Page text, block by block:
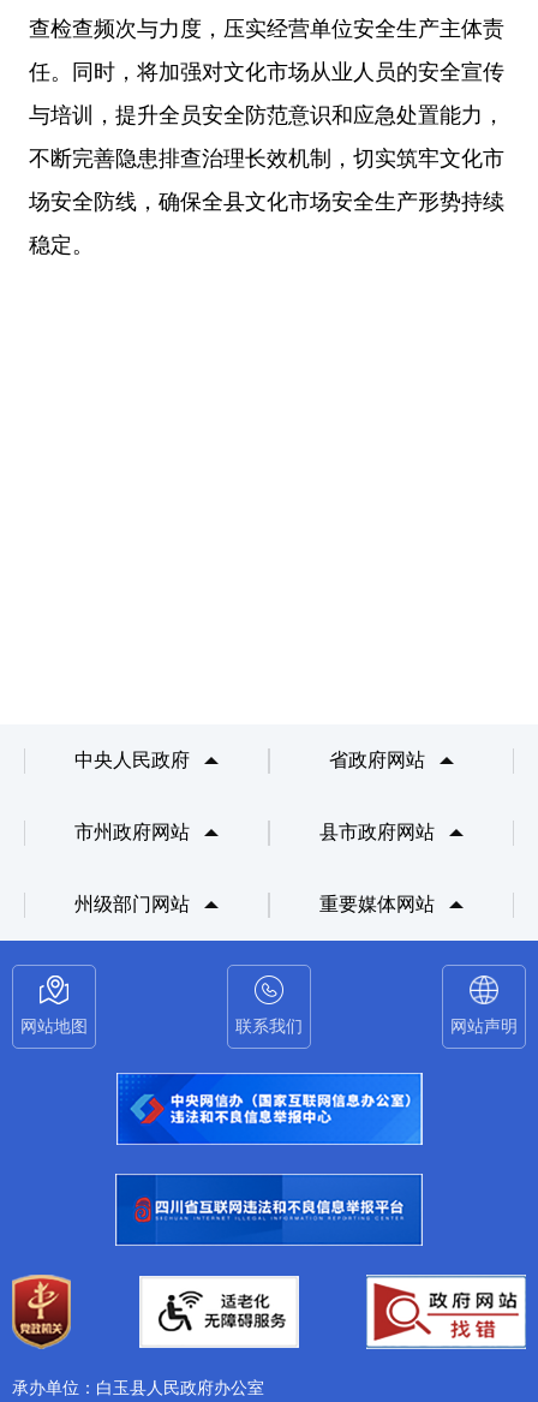
查检查频次与力度，压实经营单位安全生产主体责
任。同时，将加强对文化市场从业人员的安全宣传
与培训，提升全员安全防范意识和应急处置能力，
不断完善隐患排查治理长效机制，切实筑牢文化市
场安全防线，确保全县文化市场安全生产形势持续
稳定。
中央人民政府 省政府网站
市州政府网站 县市政府网站
州级部门网站 重要媒体网站
网站地图 联系我们 网站声明
承办单位：白玉县人民政府办公室